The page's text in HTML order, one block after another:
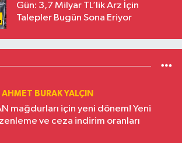
Gün: 3,7 Milyar TL’lik Arz İçin
Talepler Bugün Sona Eriyor
AHMET BURAK YALÇIN
mağdurları için yeni dönem! Yeni
ve ceza indirim oranları